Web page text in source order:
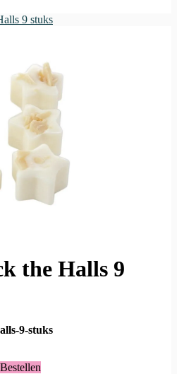
9 stuks
the Halls 9
9-stuks
Bestellen